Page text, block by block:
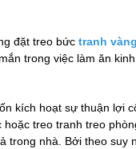
đặt treo bức tranh
trong việc làm ăn
kích hoạt sự thuận lợi
treo tranh treo
trong nhà. Bởi theo suy